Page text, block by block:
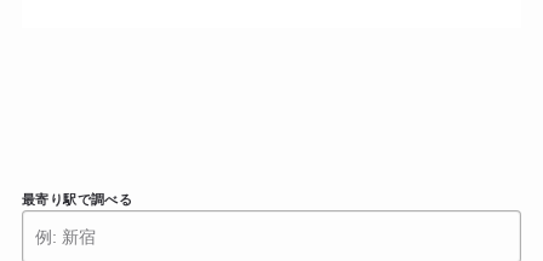
最寄り駅で調べる